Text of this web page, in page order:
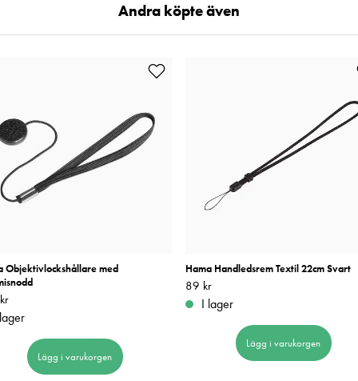
Andra köpte även
Objektivlockshållare med
139 kr
Lägg i varukorgen
Hama Handledsrem Textil 22cm Svart
Pris :89 kr
89 kr
I lager
Lägg i varukorgen